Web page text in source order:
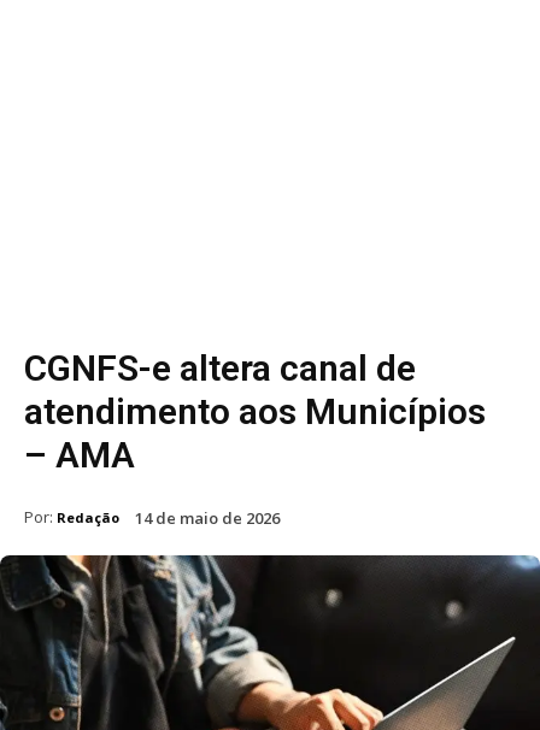
CGNFS-e altera canal de
atendimento aos Municípios
– AMA
Por: Redação 14 de maio de 2026